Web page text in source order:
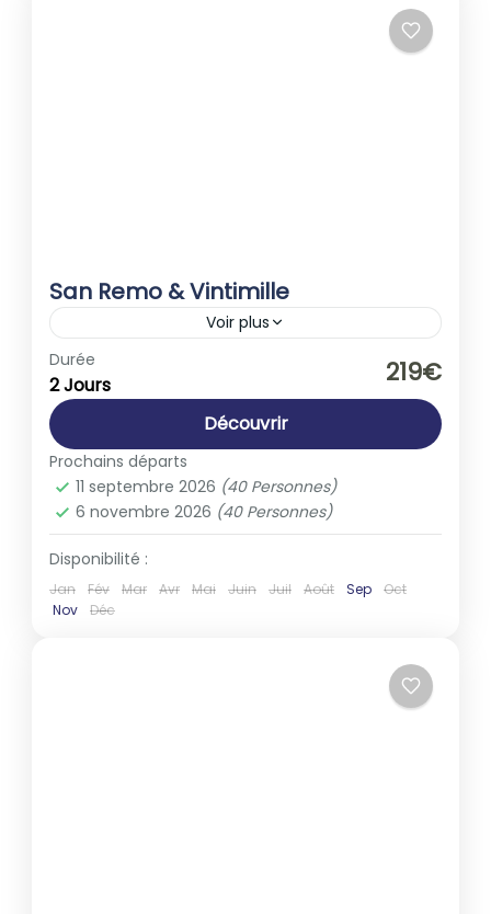
San Remo & Vintimille
Voir plus
Europe
1-40 People
Durée
2 Jours 219€
Découvrir
Prochains départs
11 septembre 2026 (40 Personnes)
6 novembre 2026 (40 Personnes)
Disponibilité :
Jan Fév Mar Avr Mai Juin Juil Août Sep
Oct
Nov
Déc